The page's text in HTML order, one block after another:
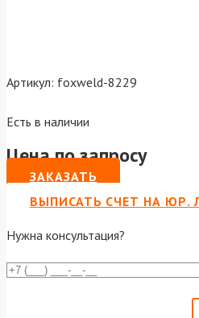
Артикул: foxweld-8229
Есть в наличии
Цена по запросу
ЗАКАЗАТЬ
ВЫПИСАТЬ СЧЕТ НА ЮР.
Нужна консультация?